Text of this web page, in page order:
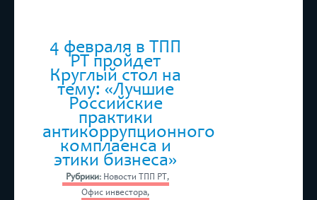
4 февраля в ТПП
РТ пройдет
Круглый стол на
тему: «Лучшие
Российские
практики
антикоррупционного
комплаенса и
этики бизнеса»
Рубрики: Новости ТПП РТ,
Офис инвестора,